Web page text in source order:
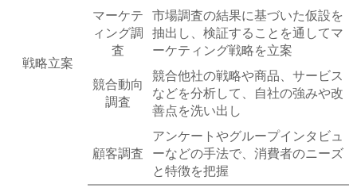
戦略立案
マーケテ
ィング調
査
市場調査の結果に基づいた仮設を
抽出し、検証することを通してマ
ーケティング戦略を立案
競合動向
調査
競合他社の戦略や商品、サービス
などを分析して、自社の強みや改
善点を洗い出し
顧客調査
アンケートやグループインタビュ
ーなどの手法で、消費者のニーズ
と特徴を把握